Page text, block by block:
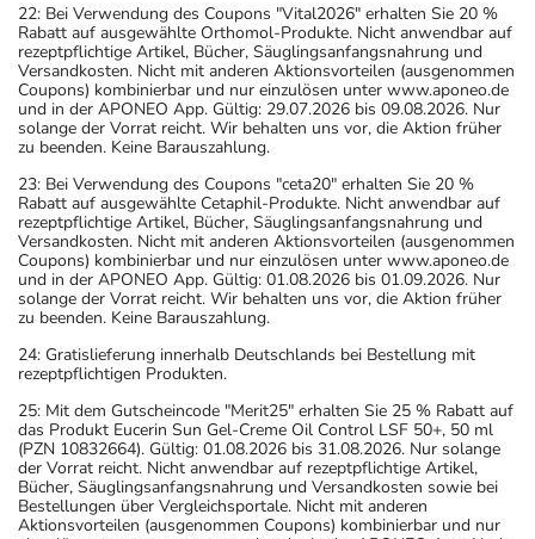
22: Bei Verwendung des Coupons "Vital2026" erhalten Sie 20 %
Rabatt auf ausgewählte Orthomol-Produkte. Nicht anwendbar auf
rezeptpflichtige Artikel, Bücher, Säuglingsanfangsnahrung und
Versandkosten. Nicht mit anderen Aktionsvorteilen (ausgenommen
Coupons) kombinierbar und nur einzulösen unter www.aponeo.de
und in der APONEO App. Gültig: 29.07.2026 bis 09.08.2026. Nur
solange der Vorrat reicht. Wir behalten uns vor, die Aktion früher
zu beenden. Keine Barauszahlung.
23: Bei Verwendung des Coupons "ceta20" erhalten Sie 20 %
Rabatt auf ausgewählte Cetaphil-Produkte. Nicht anwendbar auf
rezeptpflichtige Artikel, Bücher, Säuglingsanfangsnahrung und
Versandkosten. Nicht mit anderen Aktionsvorteilen (ausgenommen
Coupons) kombinierbar und nur einzulösen unter www.aponeo.de
und in der APONEO App. Gültig: 01.08.2026 bis 01.09.2026. Nur
solange der Vorrat reicht. Wir behalten uns vor, die Aktion früher
zu beenden. Keine Barauszahlung.
24: Gratislieferung innerhalb Deutschlands bei Bestellung mit
rezeptpflichtigen Produkten.
25: Mit dem Gutscheincode "Merit25" erhalten Sie 25 % Rabatt auf
das Produkt Eucerin Sun Gel-Creme Oil Control LSF 50+, 50 ml
(PZN 10832664). Gültig: 01.08.2026 bis 31.08.2026. Nur solange
der Vorrat reicht. Nicht anwendbar auf rezeptpflichtige Artikel,
Bücher, Säuglingsanfangsnahrung und Versandkosten sowie bei
Bestellungen über Vergleichsportale. Nicht mit anderen
Aktionsvorteilen (ausgenommen Coupons) kombinierbar und nur